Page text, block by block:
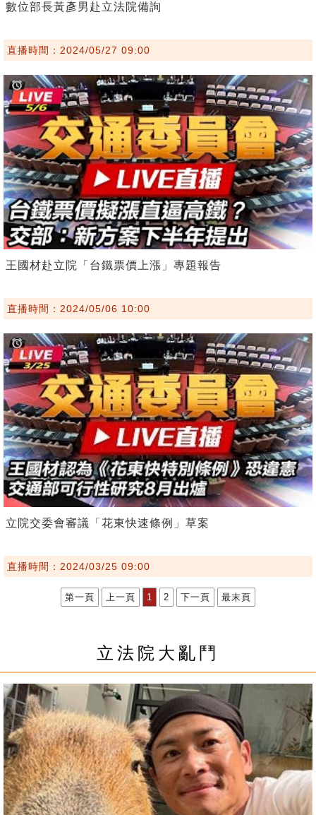
數位部長黃彥男赴立法院備詢
直播時間：2024/05/27 09:00
王國材赴立院「台鐵票價上漲」專題報告
直播時間：2024/05/06 10:00
立院交委會審議「花東快速條例」草案
直播時間：2024/03/25 09:00
第一頁 上一頁 1 2 下一頁 最末頁
立法院大亂鬥